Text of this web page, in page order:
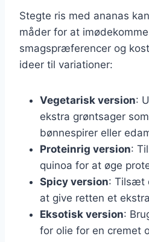
Stegte ris med ananas
måder for at
smagspræferencer og
ideer til variationer:
Vegetarisk version:
ekstra grøntsager
bønnespirer eller
Proteinrig version:
quinoa for at øge
Spicy version: Tilsæt
at give retten et
Eksotisk version:
for olie for en cremet